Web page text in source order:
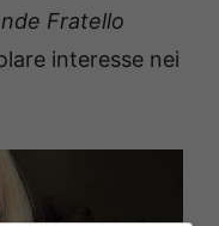
Fratello
interesse nei